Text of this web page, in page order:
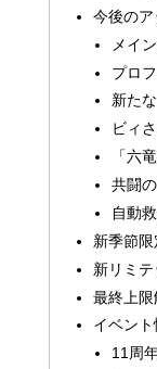
今後の
メイ
プロ
新た
ビィ
「六
共闘
自動
新季節
新リミ
最終上
イベント
11周